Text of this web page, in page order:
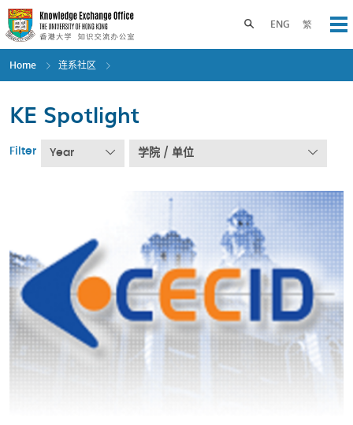
Skip
to
main
content
ENG 繁
Toggle search panel
Home 连系社区
KE Spotlight
Filter Year 学院 / 单位